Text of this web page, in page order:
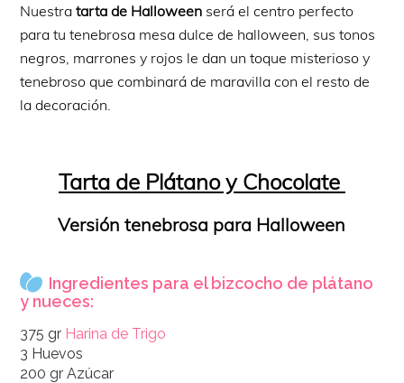
Nuestra tarta de Halloween será el centro perfecto
para tu tenebrosa mesa dulce de halloween, sus tonos
negros, marrones y rojos le dan un toque misterioso y
tenebroso que combinará de maravilla con el resto de
la decoración.
Tarta de Plátano y Chocolate
Versión tenebrosa para Halloween
Ingredientes para el bizcocho de plátano
y nueces:
375 gr Harina de Trigo
3 Huevos
200 gr Azúcar